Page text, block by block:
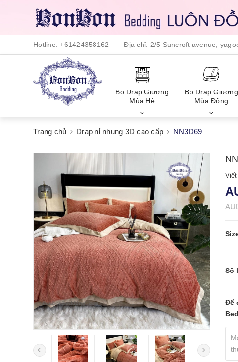
Hotline:+61424358162 Địa chỉ: 2/5 Suncroft avenue,
Bộ Drap Giường
Mùa Hè
Bộ Drap Giường
Mùa Đông
Trang chủ Drap nỉ nhung 3D cao cấp NN3D69
Viết
Số
Để